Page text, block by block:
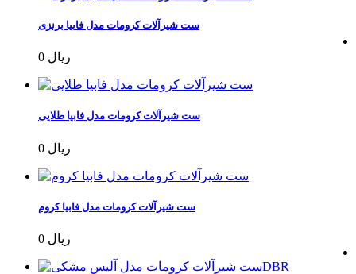
ست شیرآلات کرومات مدل فابیا برنزی
0 ریال
ست شیرآلات کرومات مدل فابیا طلایی
0 ریال
ست شیرآلات کرومات مدل فابیا کروم
0 ریال